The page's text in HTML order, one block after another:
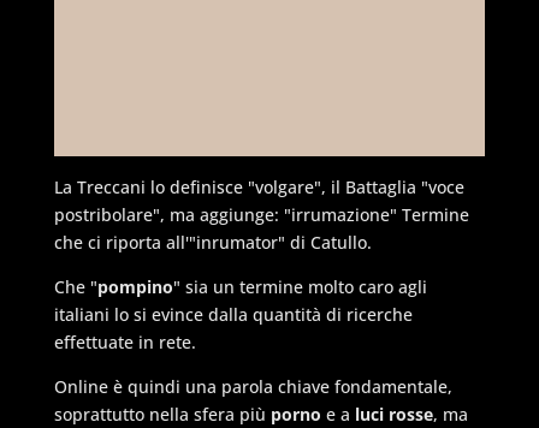
La Treccani lo definisce "volgare", il Battaglia "voce
postribolare", ma aggiunge: "irrumazione" Termine
che ci riporta all'"inrumator" di Catullo.
Che "pompino" sia un termine molto caro agli
italiani lo si evince dalla quantità di ricerche
effettuate in rete.
Online è quindi una parola chiave fondamentale,
soprattutto nella sfera più porno e a luci rosse, ma